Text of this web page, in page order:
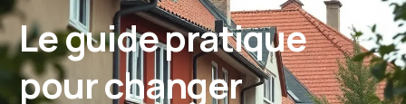
Le guide pratique
pour changer